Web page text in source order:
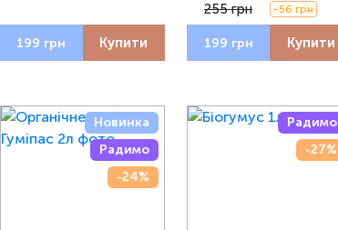
199 грн Купити
255 грн -56 грн
199 грн Купити
Новинка
Радимо
-24%
Радимо
-27%